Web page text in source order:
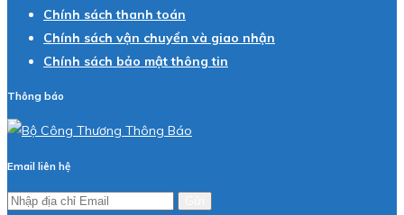
Chính sách thanh toán
Chính sách vận chuyển và giao nhận
Chính sách bảo mật thông tin
Thông báo
Email liên hệ